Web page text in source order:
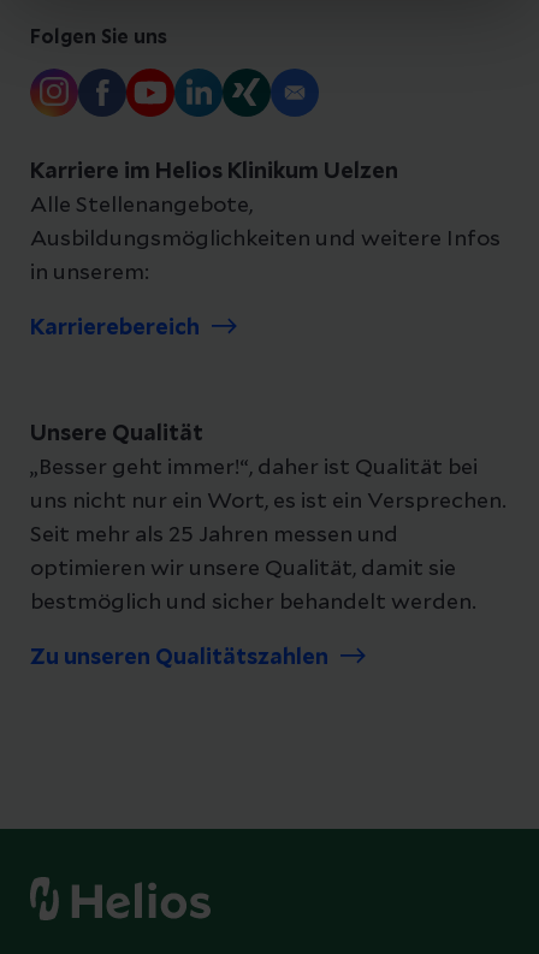
Folgen Sie uns
Karriere im Helios Klinikum Uelzen
Alle Stellenangebote,
Ausbildungsmöglichkeiten und weitere Infos
in unserem:
Karrierebereich
Unsere Qualität
„Besser geht immer!“, daher ist Qualität bei
uns nicht nur ein Wort, es ist ein Versprechen.
Seit mehr als 25 Jahren messen und
optimieren wir unsere Qualität, damit sie
bestmöglich und sicher behandelt werden.
Zu unseren Qualitätszahlen